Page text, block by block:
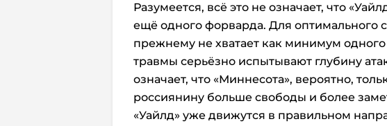
Разумеется, всё это не означает, что
ещё одного форварда. Для оптимального
прежнему не хватает как минимум
травмы серьёзно испытывают глубину
означает, что «Миннесота», вероятно,
россиянину больше свободы и более
«Уайлд» уже движутся в правильном